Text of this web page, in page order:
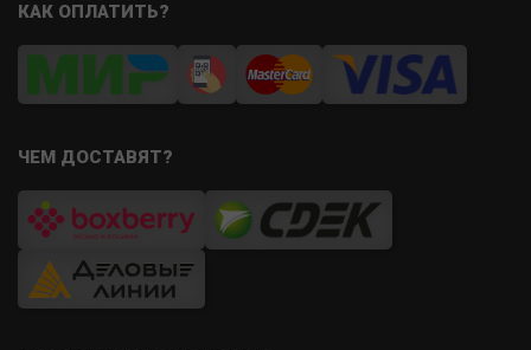
КАК ОПЛАТИТЬ?
ЧЕМ ДОСТАВЯТ?